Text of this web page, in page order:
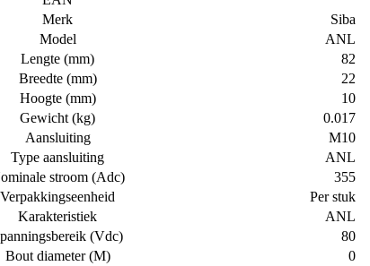
Merk
Siba
Model
ANL
Lengte (mm)
82
Breedte (mm)
22
Hoogte (mm)
10
Gewicht (kg)
0.017
Aansluiting
M10
Type aansluiting
ANL
stroom (Adc)
355
Verpakkingseenheid
Per stuk
Karakteristiek
ANL
(Vdc)
80
Bout diameter (M)
0